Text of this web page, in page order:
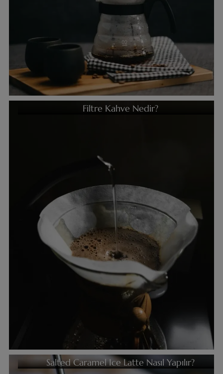
Filtre Kahve Nedir?
Salted Caramel Ice Latte Nasıl Yapılır?